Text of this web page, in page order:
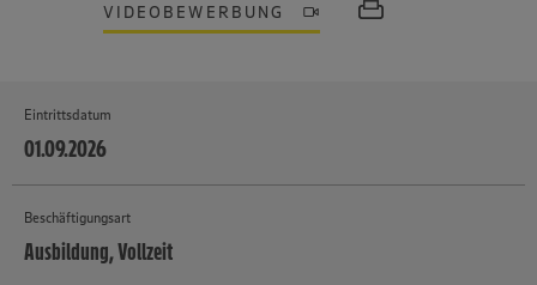
VIDEOBEWERBUNG
Eintrittsdatum
01.09.2026
Beschäftigungsart
Ausbildung, Vollzeit